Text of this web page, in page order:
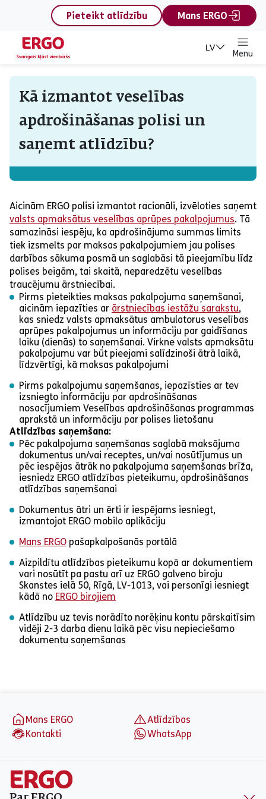
content
Pieteikt atlīdzību
Mans ERGO
LV
Menu
Kā izmantot veselības
apdrošināšanas polisi un
saņemt atlīdzību?
Aicinām ERGO polisi izmantot racionāli, izvēloties saņemt
valsts apmaksātus veselības aprūpes pakalpojumus. Tā
samazināsi iespēju, ka apdrošinājuma summas limits
tiek izsmelts par maksas pakalpojumiem jau polises
darbības sākuma posmā un saglabāsi tā pieejamību līdz
polises beigām, tai skaitā, neparedzētu veselības
traucējumu ārstniecībai.
Pirms pieteikties maksas pakalpojuma saņemšanai,
aicinām iepazīties ar ārstniecības iestāžu sarakstu,
kas sniedz valsts apmaksātus ambulatorus veselības
aprūpes pakalpojumus un informāciju par gaidīšanas
laiku (dienās) to saņemšanai. Virkne valsts apmaksātu
pakalpojumu var būt pieejami salīdzinoši ātrā laikā,
līdzvērtīgi, kā maksas pakalpojumi
Pirms pakalpojumu saņemšanas, iepazīsties ar tev
izsniegto informāciju par apdrošināšanas
nosacījumiem Veselības apdrošināšanas programmas
aprakstā un informāciju par polises lietošanu
Atlīdzības saņemšana:
Pēc pakalpojuma saņemšanas saglabā maksājuma
dokumentus un/vai receptes, un/vai nosūtījumus un
pēc iespējas ātrāk no pakalpojuma saņemšanas brīža,
iesniedz ERGO atlīdzības pieteikumu, apdrošināšanas
atlīdzības saņemšanai
Dokumentus ātri un ērti ir iespējams iesniegt,
izmantojot ERGO mobilo aplikāciju
Mans ERGO pašapkalpošanās portālā
Aizpildītu atlīdzības pieteikumu kopā ar dokumentiem
vari nosūtīt pa pastu arī uz ERGO galveno biroju
Skanstes ielā 50, Rīgā, LV-1013, vai personīgi iesniegt
kādā no ERGO birojiem
Atlīdzību uz tevis norādīto norēķinu kontu pārskaitīsim
vidēji 2-3 darba dienu laikā pēc visu nepieciešamo
dokumentu saņemšanas
Mans ERGO
Atlīdzības
Kontakti
WhatsApp